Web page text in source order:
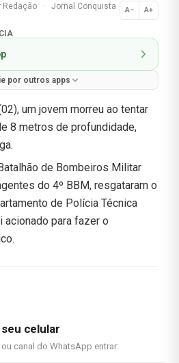
Redação · Jornal Conquista A− A+
Normal
por outros apps
um jovem morreu ao tentar
8 metros de profundidade,
de Bombeiros Militar
do 4º BBM, resgataram o
de Polícia Técnica
para fazer o
celular
canal do WhatsApp entrar: